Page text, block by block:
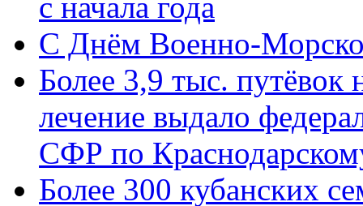
C Днём Военно-
Более 3,9 тыс. путёвок
лечение выдало
СФР по
Более 300 кубанских